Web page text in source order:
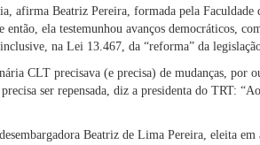
afirma Beatriz Pereira, formada pela
então, ela testemunhou avanços democráticos,
na Lei 13.467, da “reforma” da
CLT precisava (e precisa) de mudanças, por
ser repensada, diz a presidenta do TRT:
Beatriz de Lima Pereira, eleita em